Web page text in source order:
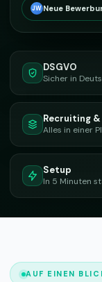
JW Neue
DSGVO
Sicher in
Recruiting &
Alles in einer
Setup
In 5 Minuten
AUF EINEN